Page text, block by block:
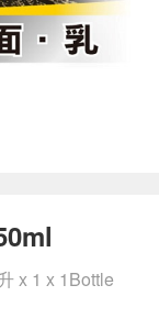
x 1 x 1Bottle